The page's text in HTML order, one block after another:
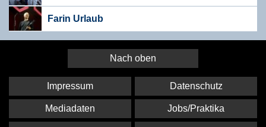
Farin Urlaub
Nach oben
Impressum Datenschutz
Mediadaten Jobs/Praktika